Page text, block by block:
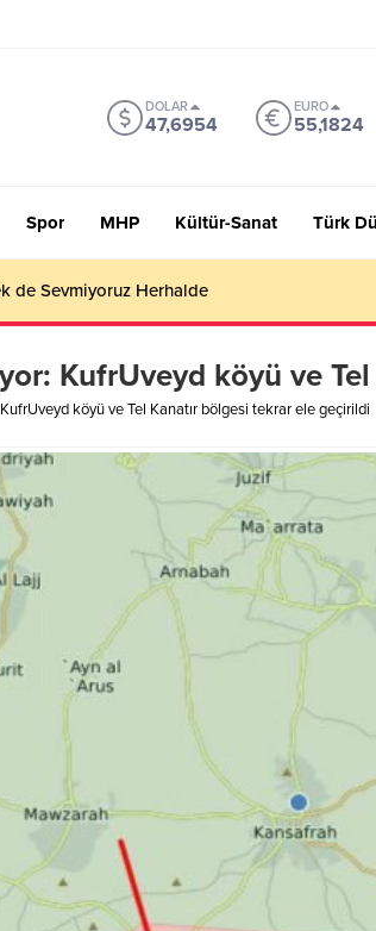
DOLAR
47,6954
EURO
55,1824
Spor MHP Kültür-Sanat Türk
de Sevmiyoruz Herhalde
KufrUveyd köyü ve
köyü ve Tel Kanatır bölgesi tekrar ele geçirildi